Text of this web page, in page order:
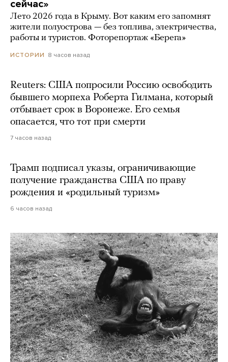
сейчас»
Лето 2026 года в Крыму. Вот каким его запомнят
жители полуострова — без топлива, электричества,
работы и туристов. Фоторепортаж «Берега»
ИСТОРИИ 8 часов назад
Reuters: США попросили Россию освободить
бывшего морпеха Роберта Гилмана, который
отбывает срок в Воронеже. Его семья
опасается, что тот при смерти
7 часов назад
Трамп подписал указы, ограничивающие
получение гражданства США по праву
рождения и «родильный туризм»
6 часов назад